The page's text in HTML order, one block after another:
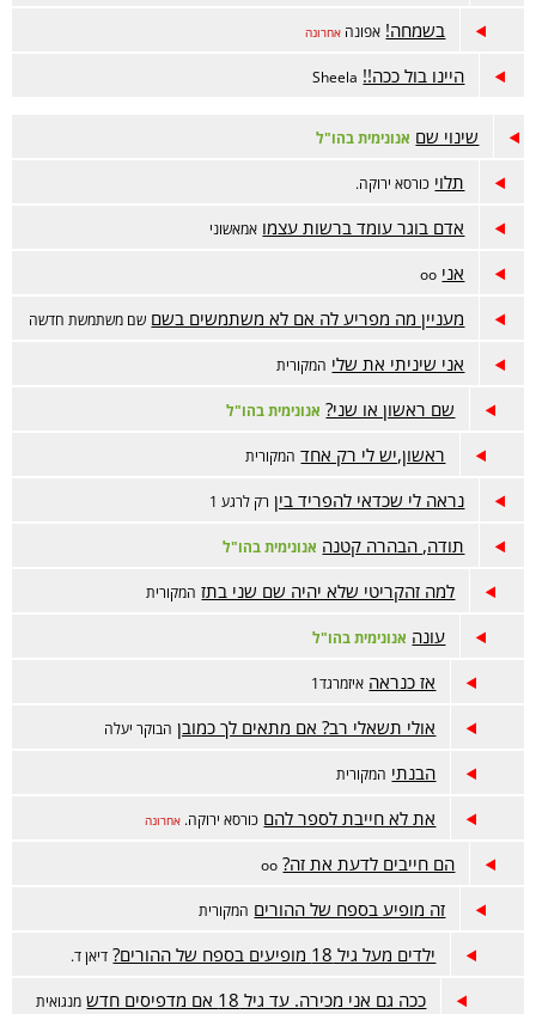
בשמחה! אפונה אחרונה
היינו בול ככה!! Sheela
שינוי שם אנונימית בהו"ל
תלוי כורסא ירוקה.
אדם בוגר עומד ברשות עצמו אמאשוני
אני oo
מעניין מה מפריע לה אם לא משתמשים בשם שם משתמשת חדשה
אני שיניתי את שלי המקורית
שם ראשון או שני? אנונימית בהו"ל
ראשון,יש לי רק אחד המקורית
נראה לי שכדאי להפריד בין רק לרגע 1
תודה, הבהרה קטנה אנונימית בהו"ל
למה זהקריטי שלא יהיה שם שני בתז המקורית
עונה אנונימית בהו"ל
אז כנראה איזמרגד1
אולי תשאלי רב? אם מתאים לך כמובן הבוקר יעלה
הבנתי המקורית
את לא חייבת לספר להם כורסא ירוקה. אחרונה
הם חייבים לדעת את זה? oo
זה מופיע בספח של ההורים המקורית
ילדים מעל גיל 18 מופיעים בספח של ההורים? דיאן ד.
ככה גם אני מכירה. עד גיל 18 אם מדפיסים חדש מנגואית